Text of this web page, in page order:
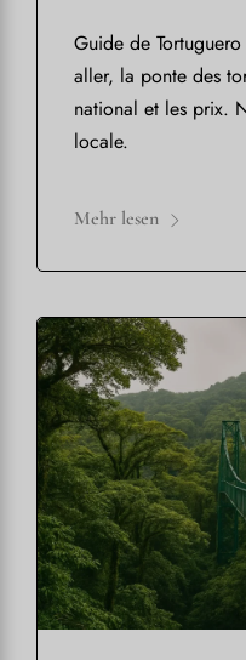
Guide de
aller, la ponte des
national et les prix.
locale.
Mehr lesen